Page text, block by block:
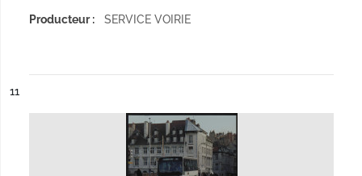
Producteur : SERVICE VOIRIE
n°
11